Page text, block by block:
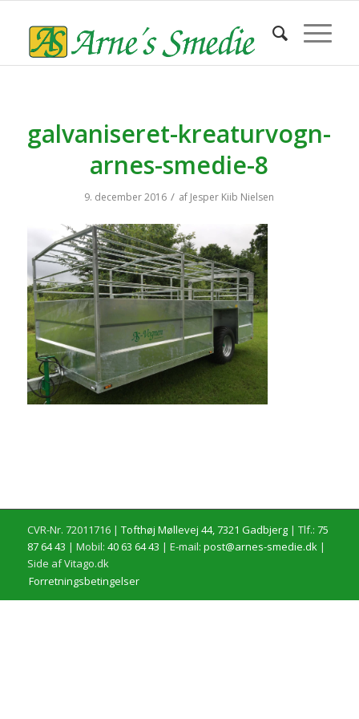
galvaniseret-kreaturvogn-
arnes-smedie-8
9. december 2016 / af Jesper Kiib Nielsen
CVR-Nr. 72011716 | Tofthøj Møllevej 44, 7321 Gadbjerg| Tlf.: 75
87 64 43 | Mobil: 40 63 64 43 | E-mail: post@arnes-smedie.dk|
Side af Vitago.dk
Forretningsbetingelser